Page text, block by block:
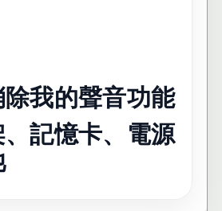
我的聲音功能
記憶卡、電源